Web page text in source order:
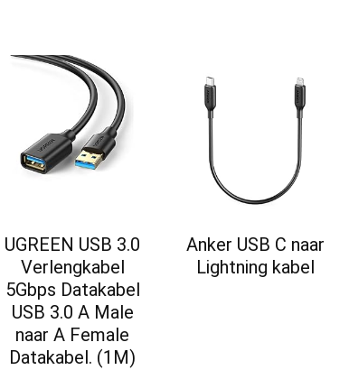
UGREEN USB 3.0
Verlengkabel
5Gbps Datakabel
USB 3.0 A Male
naar A Female
Datakabel. (1M)
Anker USB C naar
Lightning kabel